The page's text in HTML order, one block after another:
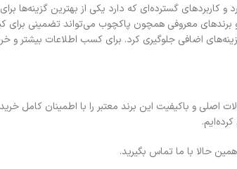
گسترده‌ای که دارد یکی از بهترین گزینه‌ها
برندهای معروفی همچون پاکچوب می‌تواند تضمینی
اضافی جلوگیری کرد. برای کسب اطلاعات بیشتر و
و باکیفیت این برند معتبر را با اطمینان کامل
حالا با ما تماس بگیرید.